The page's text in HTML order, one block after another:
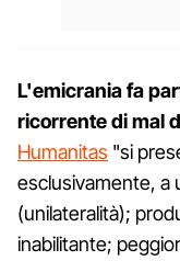
L'emicrania fa
ricorrente di mal
Humanitas "si
esclusivamente, a
(unilateralità);
inabilitante;